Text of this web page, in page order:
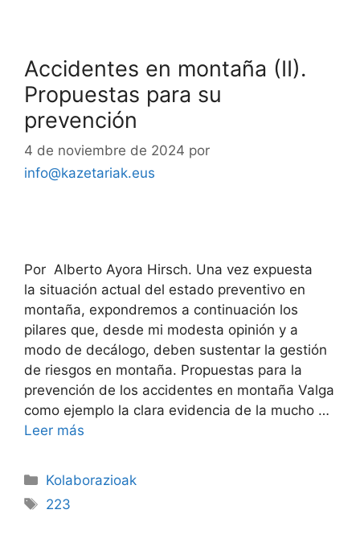
Accidentes en montaña (II).
Propuestas para su
prevención
4 de noviembre de 2024 por
info@kazetariak.eus
Por Alberto Ayora Hirsch. Una vez expuesta
la situación actual del estado preventivo en
montaña, expondremos a continuación los
pilares que, desde mi modesta opinión y a
modo de decálogo, deben sustentar la gestión
de riesgos en montaña. Propuestas para la
prevención de los accidentes en montaña Valga
como ejemplo la clara evidencia de la mucho …
Leer más
Kolaborazioak
223